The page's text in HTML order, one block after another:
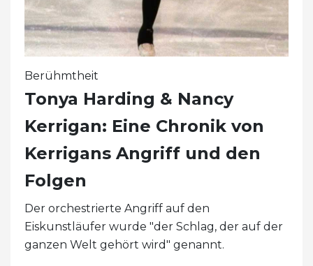
Berühmtheit
Tonya Harding & Nancy
Kerrigan: Eine Chronik von
Kerrigans Angriff und den
Folgen
Der orchestrierte Angriff auf den
Eiskunstläufer wurde "der Schlag, der auf der
ganzen Welt gehört wird" genannt.